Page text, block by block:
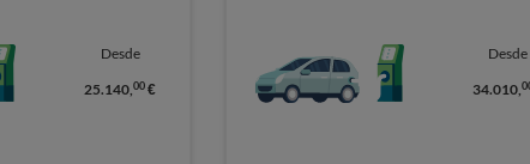
Desde
25.140,00 €
Desde
34.010,